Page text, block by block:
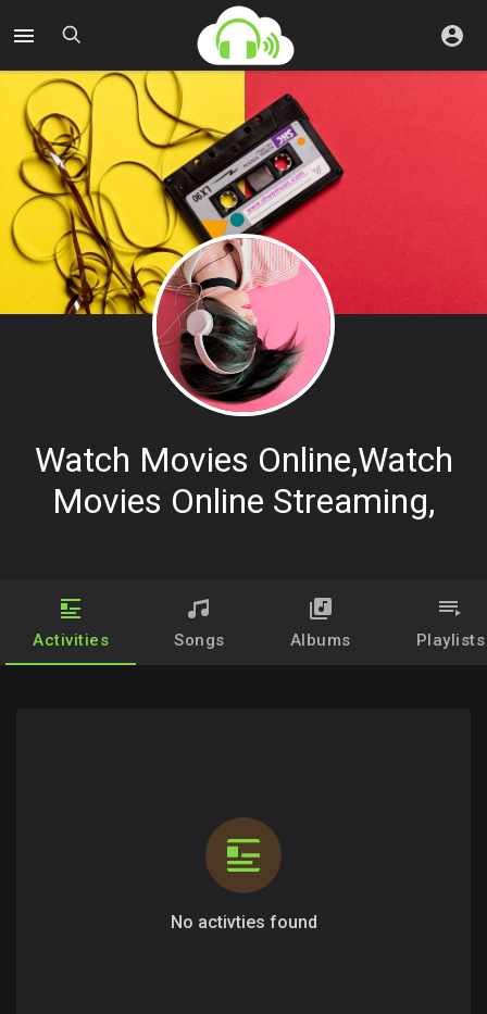
Watch Movies Online,watch
Movies Online Streaming,
Activities Songs Albums Playlists
No activties found